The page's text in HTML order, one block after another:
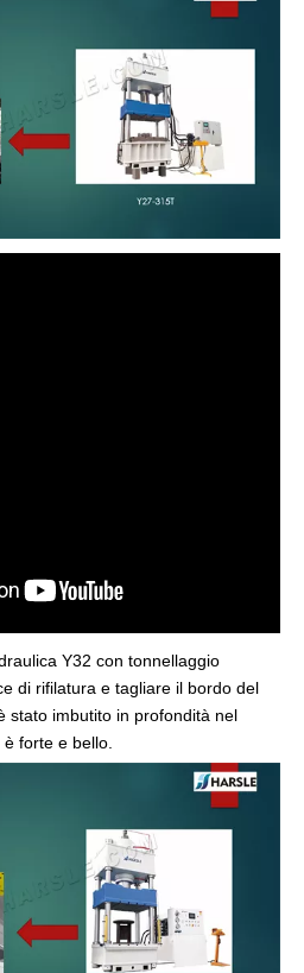
Y32 con tonnellaggio
di rifilatura e tagliare il bordo del
stato imbutito in profondità nel
forte e bello.